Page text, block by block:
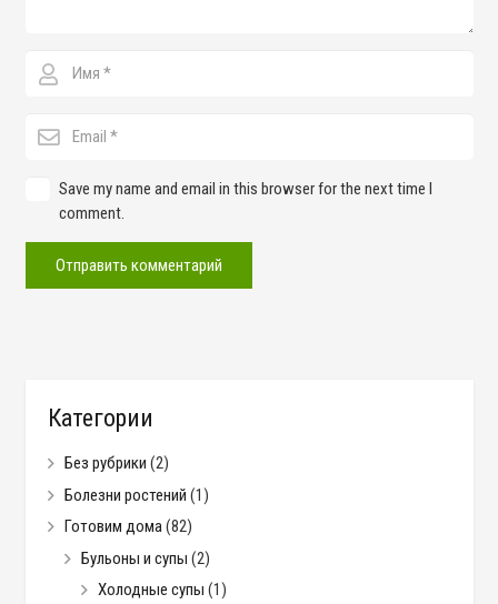
Save my name and email in this browser for the next time I
comment.
Отправить комментарий
Категории
Без рубрики (2)
Болезни ростений (1)
Готовим дома(82)
Бульоны и супы (2)
Холодные супы (1)